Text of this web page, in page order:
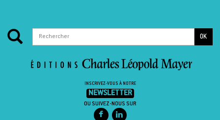
OK
INSCRIVEZ-VOUS À NOTRE
NEWSLETTER
OU SUIVEZ-NOUS SUR